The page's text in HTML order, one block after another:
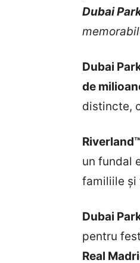
Dubai
Dubai
de
distincte,
un fundal
familiile și
Dubai
pentru
Real